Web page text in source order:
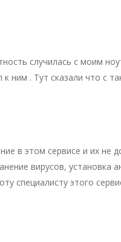
случилась с моим
к ним . Тут сказали что с
в этом сервисе и их не
вирусов, установка
специалисту этого